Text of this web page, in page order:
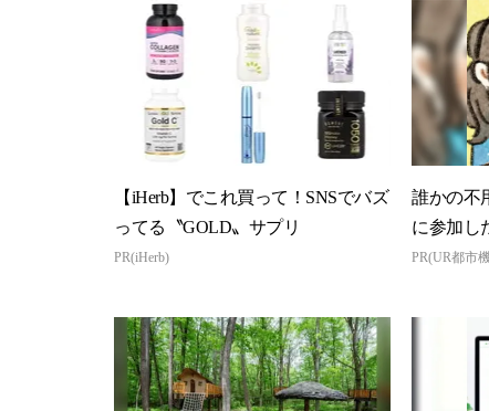
【iHerb】でこれ買って！SNSでバズ
ってる〝GOLD〟サプリ
PR(iHerb)
誰かの不
に参加し
PR(UR都市